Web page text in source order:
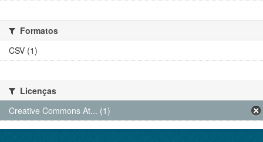
Formatos
CSV (1)
Licenças
Creative Commons At... (1)